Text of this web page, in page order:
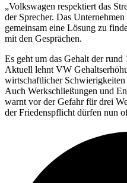
„Volkswagen respektiert das
der Sprecher. Das
gemeinsam eine Lösung zu
mit den Gesprächen.
Es geht um das Gehalt der
Aktuell lehnt VW
wirtschaftlicher
Auch Werkschließungen und
warnt vor der Gefahr für drei
der Friedenspflicht dürfen nun